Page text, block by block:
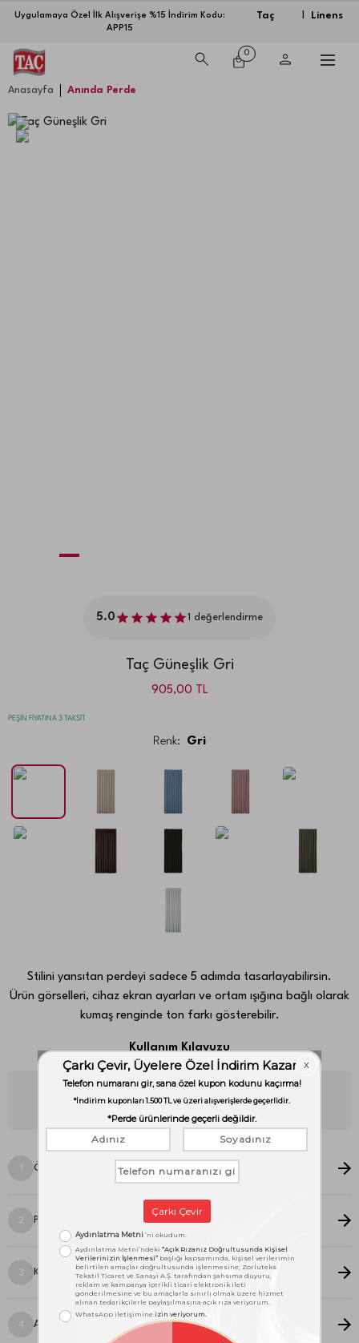
Uygulamaya Özel İlk Alışverişe %15 İndirim Kodu:
APP15
Taç Linens
0
Anasayfa Anında Perde
5.0 1 değerlendirme
Taç Güneşlik Gri
905,00 TL
PEŞİN FİYATINA 3 TAKSİT
Renk: Gri
Stilini yansıtan perdeyi sadece 5 adımda tasarlayabilirsin.
Ürün görselleri, cihaz ekran ayarları ve ortam ışığına bağlı olarak
kumaş renginde ton farkı gösterebilir.
Kullanım Kılavuzu
Ölçü Seçimi
Pile Stili Seçimi
Kanat Seçimi
Astar Seçimi